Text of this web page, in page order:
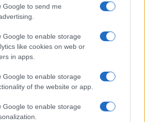
Google to send me
Google to enable storage
like cookies on web or
in apps.
Google to enable storage
of the website or app.
Google to enable storage